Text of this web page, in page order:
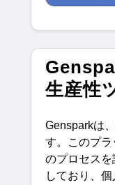
生産性
Gensparkは
す。このプ
のプロセス
しており、